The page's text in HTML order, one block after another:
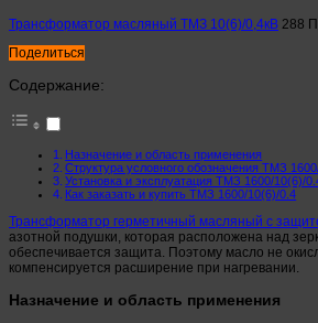
Трансформатор масляный ТМЗ 10(6)/0,4кВ 288
Поделиться
Содержание:
Назначение и область применения
Структура условного обозначения ТМЗ
Установка и эксплуатация ТМЗ 1600/10(6)/
Как заказать и купить ТМЗ 1600/10(6)/0.4
Трансформатор герметичный масляный с
азотной подушки, которая расположена над
обеспечивается защита. Поэтому масло не
компенсируется расширение при нагревании.
Назначение и область применения